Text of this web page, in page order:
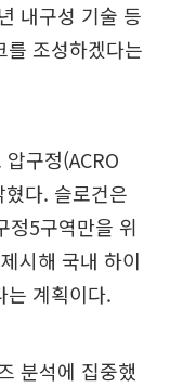
내구성 기술 등
를 조성하겠다는
구정(ACRO
다. 슬로건은
정5구역만을 위
시해 국내 하이
는 계획이다.
분석에 집중했